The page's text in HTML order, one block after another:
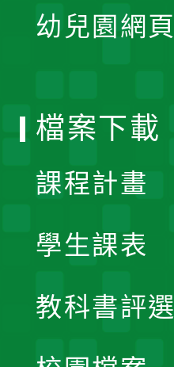
幼兒園網頁
檔案下載
課程計畫
學生課表
教科書評選